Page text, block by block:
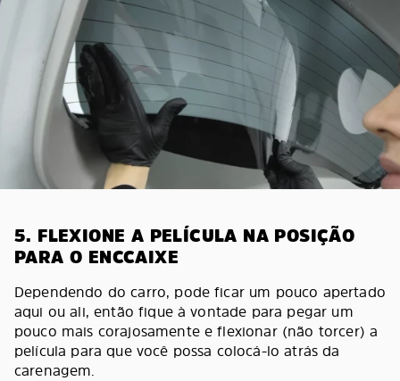
5. FLEXIONE A PELÍCULA NA POSIÇÃO
PARA O ENCCAIXE
Dependendo do carro, pode ficar um pouco apertado
aqui ou ali, então fique à vontade para pegar um
pouco mais corajosamente e flexionar (não torcer) a
película para que você possa colocá-lo atrás da
carenagem.